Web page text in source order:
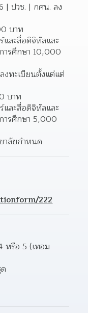
| ปวช. | กศน. ลง
บาท
ละสื่อดิจิทัลและ
ารศึกษา 10,000
งทะเบียนตั้งแต่แต่
บาท
ละสื่อดิจิทัลและ
ารศึกษา 5,000
าลัยกำหนด
222
หรือ 5 (เทอม